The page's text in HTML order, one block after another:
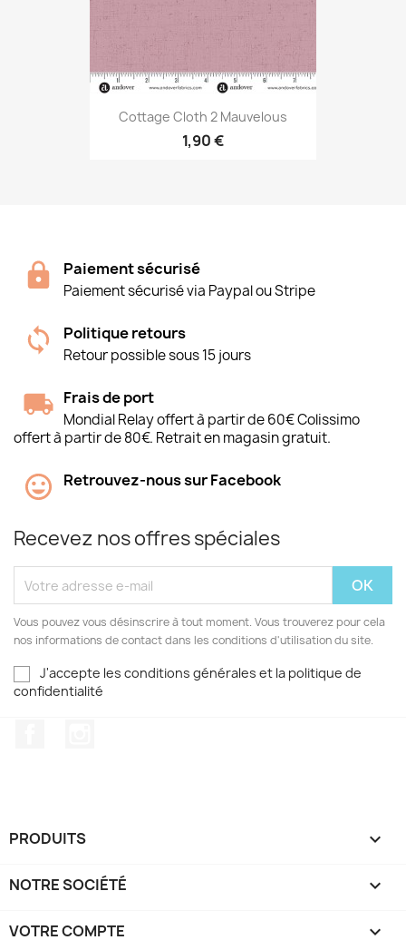
Cottage Cloth 2 Mauvelous
1,90 €
Paiement sécurisé
Paiement sécurisé via Paypal ou Stripe
Politique retours
Retour possible sous 15 jours
Frais de port
Mondial Relay offert à partir de 60€ Colissimo
offert à partir de 80€. Retrait en magasin gratuit.
Retrouvez-nous sur Facebook
Recevez nos offres spéciales
Vous pouvez vous désinscrire à tout moment. Vous trouverez pour cela
nos informations de contact dans les conditions d'utilisation du site.
J'accepte les conditions générales et la politique de
confidentialité
PRODUITS 
NOTRE SOCIÉTÉ 
VOTRE COMPTE 